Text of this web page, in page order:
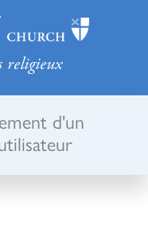
religieux
d'un